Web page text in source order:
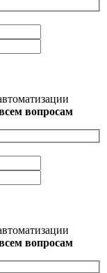
вопросам
вопросам